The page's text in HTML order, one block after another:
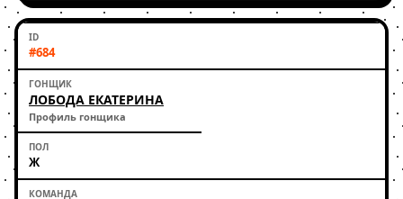
#684
ЛОБОДА ЕКАТЕРИНА
Профиль гонщика
Ж